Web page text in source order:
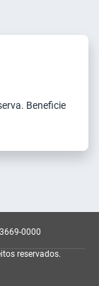
Beneficie
0000
reservados.